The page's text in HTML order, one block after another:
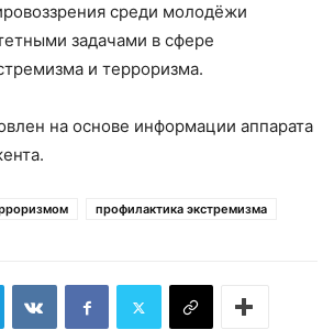
среди молодёжи
задачами в сфере
и терроризма.
на основе информации аппарата
профилактика экстремизма